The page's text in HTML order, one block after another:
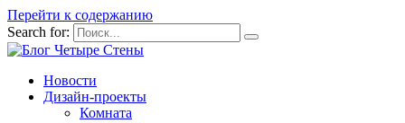
Перейти к содержанию
Search for:
Новости
Дизайн-проекты
Комната